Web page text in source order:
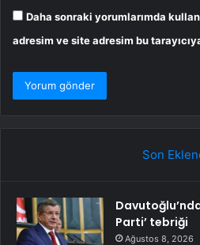
Daha sonraki yorumlarımda
adresim ve site adresim bu
Son
Parti’ tebriği
Ağustos 8, 2026